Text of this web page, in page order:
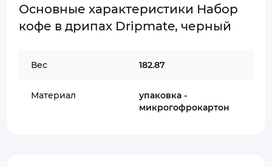
Основные характеристики Набор
кофе в дрипах Dripmate, черный
Вес 182.87
Материал
упаковка -
микрогофрокартон